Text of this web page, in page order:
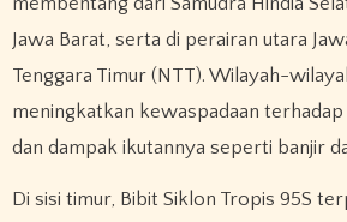
Jawa Barat, serta di perairan utara
Tenggara Timur (NTT). Wilayah-
meningkatkan kewaspadaan
dan dampak ikutannya seperti banjir
Di sisi timur, Bibit Siklon Tropis 95S